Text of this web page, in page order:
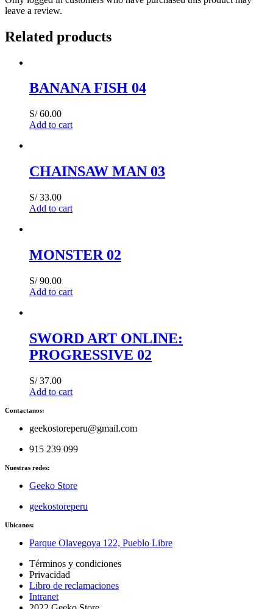
leave a review.
Related products
BANANA FISH 04
S/60.00
Add to cart
CHAINSAW MAN 03
S/33.00
Add to cart
MONSTER 02
S/90.00
Add to cart
SWORD ART ONLINE:
PROGRESSIVE 02
S/37.00
Add to cart
Contactanos:
geekostoreperu@gmail.com
915 239 099
Nuestras redes:
Geeko Store
geekostoreperu
Ubicanos:
Parque Olavegoya 122, Pueblo Libre
Términos y condiciones
Privacidad
Libro de reclamaciones
Intranet